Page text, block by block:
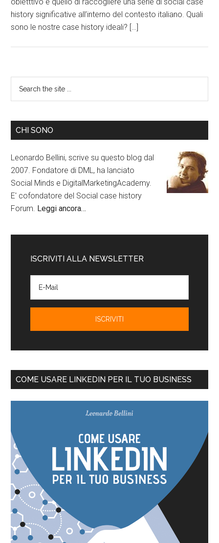
history significative all’interno del contesto italiano. Quali
sono le nostre case history ideali? […]
CHI SONO
Leonardo Bellini, scrive su questo blog dal
2007. Fondatore di DML, ha lanciato
Social Minds e DigitalMarketingAcademy.
E' cofondatore del Social case history
Forum. Leggi ancora…
ISCRIVITI ALLA NEWSLETTER
COME USARE LINKEDIN PER IL TUO BUSINESS